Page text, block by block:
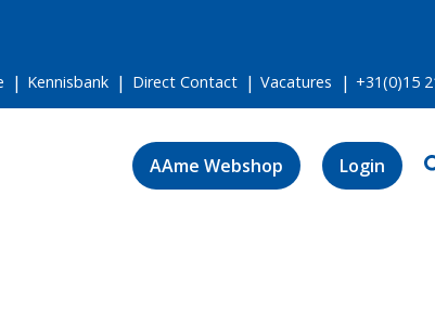
Kennisbank Direct Contact Vacatures +31(0)15
AAme Webshop Login